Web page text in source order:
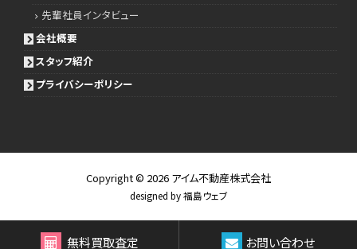
先輩社員インタビュー
会社概要
スタッフ紹介
プライバシーポリシー
無料買取査定 お問い合わせ
Copyright © 2026 アイム不動産株式会社
designed by福島ウェブ